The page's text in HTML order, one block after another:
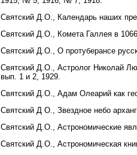
Святский Д.О., Календарь наших
Святский Д.О., Комета Галлея в
Святский Д.О., О протуберансе
Святский Д.О., Астролог Николай
вып. 1 и 2, 1929.
Святский Д.О., Адам Олеарий как
Святский Д О., Звездное небо
Святский Д.О., Астрономические
Святский Д.О., Астрономическая